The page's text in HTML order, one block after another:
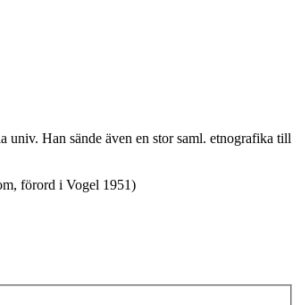
univ. Han sände även en stor saml. etnografika till
förord i Vogel 1951)